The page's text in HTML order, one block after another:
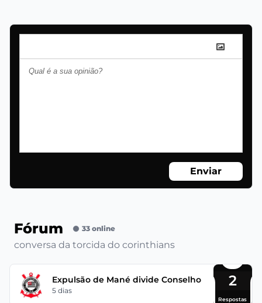
Enviar
Fórum 33 online
conversa da torcida do corinthians
Expulsão de Mané divide Conselho
5 dias
2
Respostas